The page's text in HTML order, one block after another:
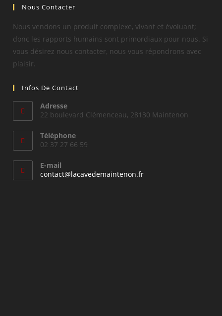
Nous Contacter
Nous vendons un produit complexe, vivant et évoluant;
donc les rapports humains sont primordiaux pour nous. Si
vous désirez nous contacter, nous vous répondrons avec
plaisir.
Infos De Contact
Adresse
22 boulevard Clémenceau, 28130 Maintenon
Téléphone
02 37 27 66 59
E-mail
contact@lacavedemaintenon.frS’ouvre